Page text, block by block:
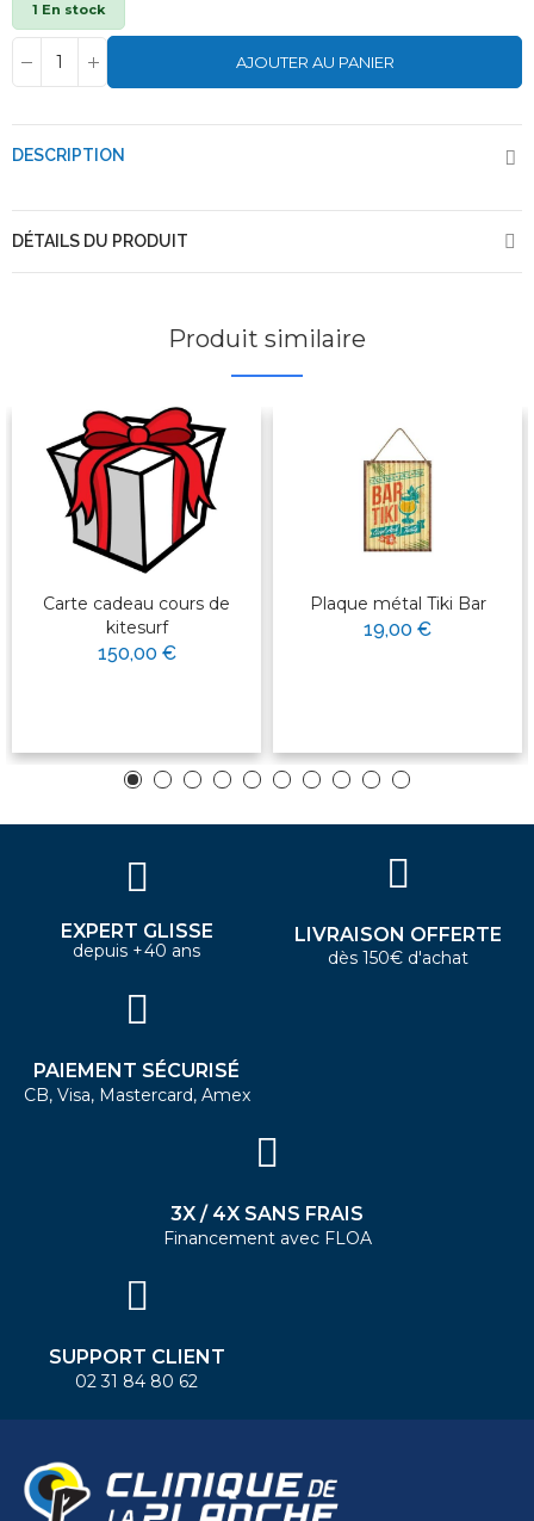
1 En stock
AJOUTER AU PANIER
DESCRIPTION
DÉTAILS DU PRODUIT
Produit similaire
Carte cadeau cours de
kitesurf
150,00 €
Plaque métal Tiki Bar
19,00 €
EXPERT GLISSE
depuis +40 ans
LIVRAISON OFFERTE
dès 150€ d'achat
PAIEMENT SÉCURISÉ
CB, Visa, Mastercard, Amex
3X / 4X SANS FRAIS
Financement avec FLOA
SUPPORT CLIENT
02 31 84 80 62